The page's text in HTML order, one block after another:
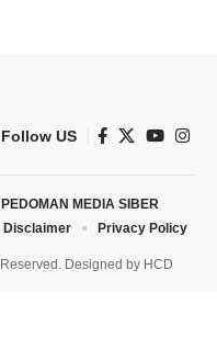
Follow US
Designed by HCD
PEDOMAN MEDIA SIBER
Disclaimer Privacy Policy